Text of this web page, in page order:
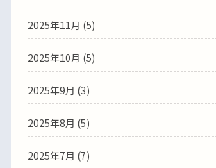
2025年11月 (5)
2025年10月 (5)
2025年9月 (3)
2025年8月 (5)
2025年7月 (7)